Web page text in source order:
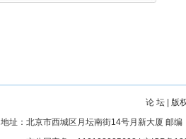
论 坛
版
地址：北京市西城区月坛南街14号月新大厦 邮